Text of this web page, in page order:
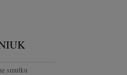
smutku